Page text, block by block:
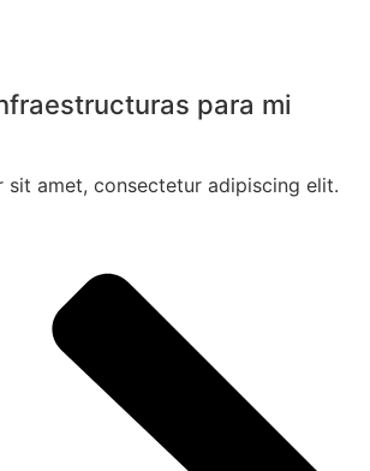
para mi
sit amet, consectetur adipiscing elit.